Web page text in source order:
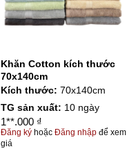
Khăn Cotton kích thước
70x140cm
Kích thước: 70x140cm
TG sản xuất: 10 ngày
1**.000 ₫
Đăng ký hoặcĐăng nhập để xem
giá